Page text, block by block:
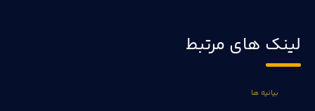
لینک های مرتبط
بیانیه ها